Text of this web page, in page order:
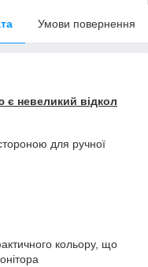
Умови повернення
невеликий відкол
для ручної
кольору, що